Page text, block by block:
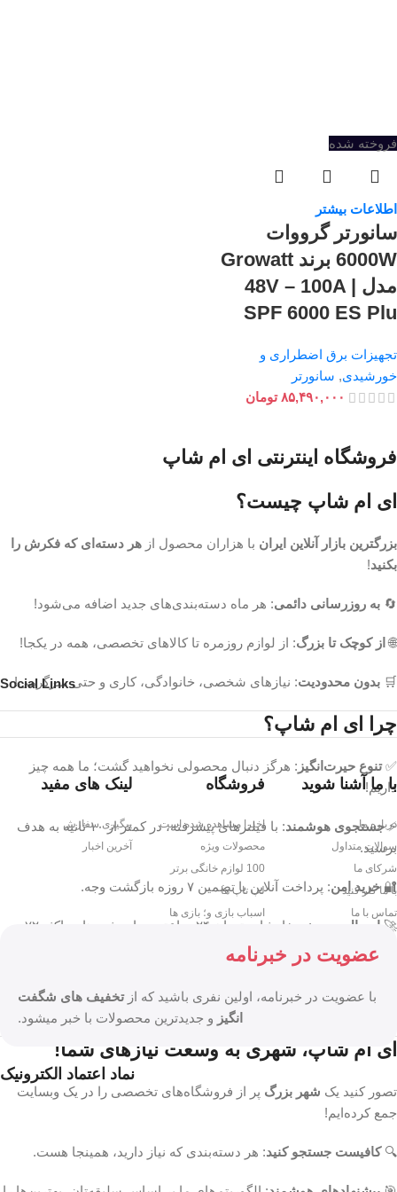
فروخته شده
اطلاعات بیشتر
سانورتر گرووات
6000W برند Growatt
مدل 48V – 100A |
SPF 6000 ES Plu
تجهیزات برق اضطراری و
خورشیدی, سانورتر
۸۵,۴۹۰,۰۰۰ تومان
فروشگاه اینترنتی ای ام شاپ
ای ام شاپ چیست؟
بزرگترین بازار آنلاین ایران با هزاران محصول از هر دسته‌ای که فکرش را
بکنید!
🔄 به روزرسانی دائمی: هر ماه دسته‌بندی‌های جدید اضافه می‌شود!
🌐 از کوچک تا بزرگ: از لوازم روزمره تا کالاهای تخصصی، همه در یکجا!
🛒 بدون محدودیت: نیازهای شخصی، خانوادگی، کاری و حتی سرگرمی!
چرا ای ام شاپ؟
✅تنوع حیرت‌انگیز : هرگز دنبال محصولی نخواهید گشت؛ ما همه چیز
داریم!
⚡جستجوی هوشمند
: با فیلترهای پیشرفته، در کمتر از ۱۰ ثانیه به هدف
برسید.
🔐خرید امن: پرداخت آنلاین با تضمین ۷ روزه بازگشت وجه.
🚀 ارسال سریع
: سفارشات تهران ۲۴ ساعته، سایر شهرها حداکثر ۷۲
ساعت.
: پاسخگوی شما از طریق چت، تماس و حتی
واتساپ!
ای ام شاپ، شهری به وسعت نیازهای شما!
تصور کنید یک شهر بزرگ پر از فروشگاه‌های تخصصی را در یک وبسایت
جمع کرده‌ایم!
🔍کافیست جستجو کنید: هر دسته‌بندی که نیاز دارید، همینجا هست.
Social Links
با ما آشنا شوید
درباره ما
سوالات متداول
شرکای ما
با ما کار کنید
تماس با ما
فروشگاه
اخیرا مشاهده شده است
محصولات ویژه
100 لوازم خانگی برتر
لپ تاپ ها
اسباب بازی و؛ بازی ها
لینک های مفید
پیگیری سفارش
آخرین اخبار
عضویت در خبرنامه
با عضویت در خبرنامه، اولین نفری باشید که ازتخفیف های شگفت
انگیز و جدیدترین محصولات با خبر میشود.
نماد اعتماد الکترونیک